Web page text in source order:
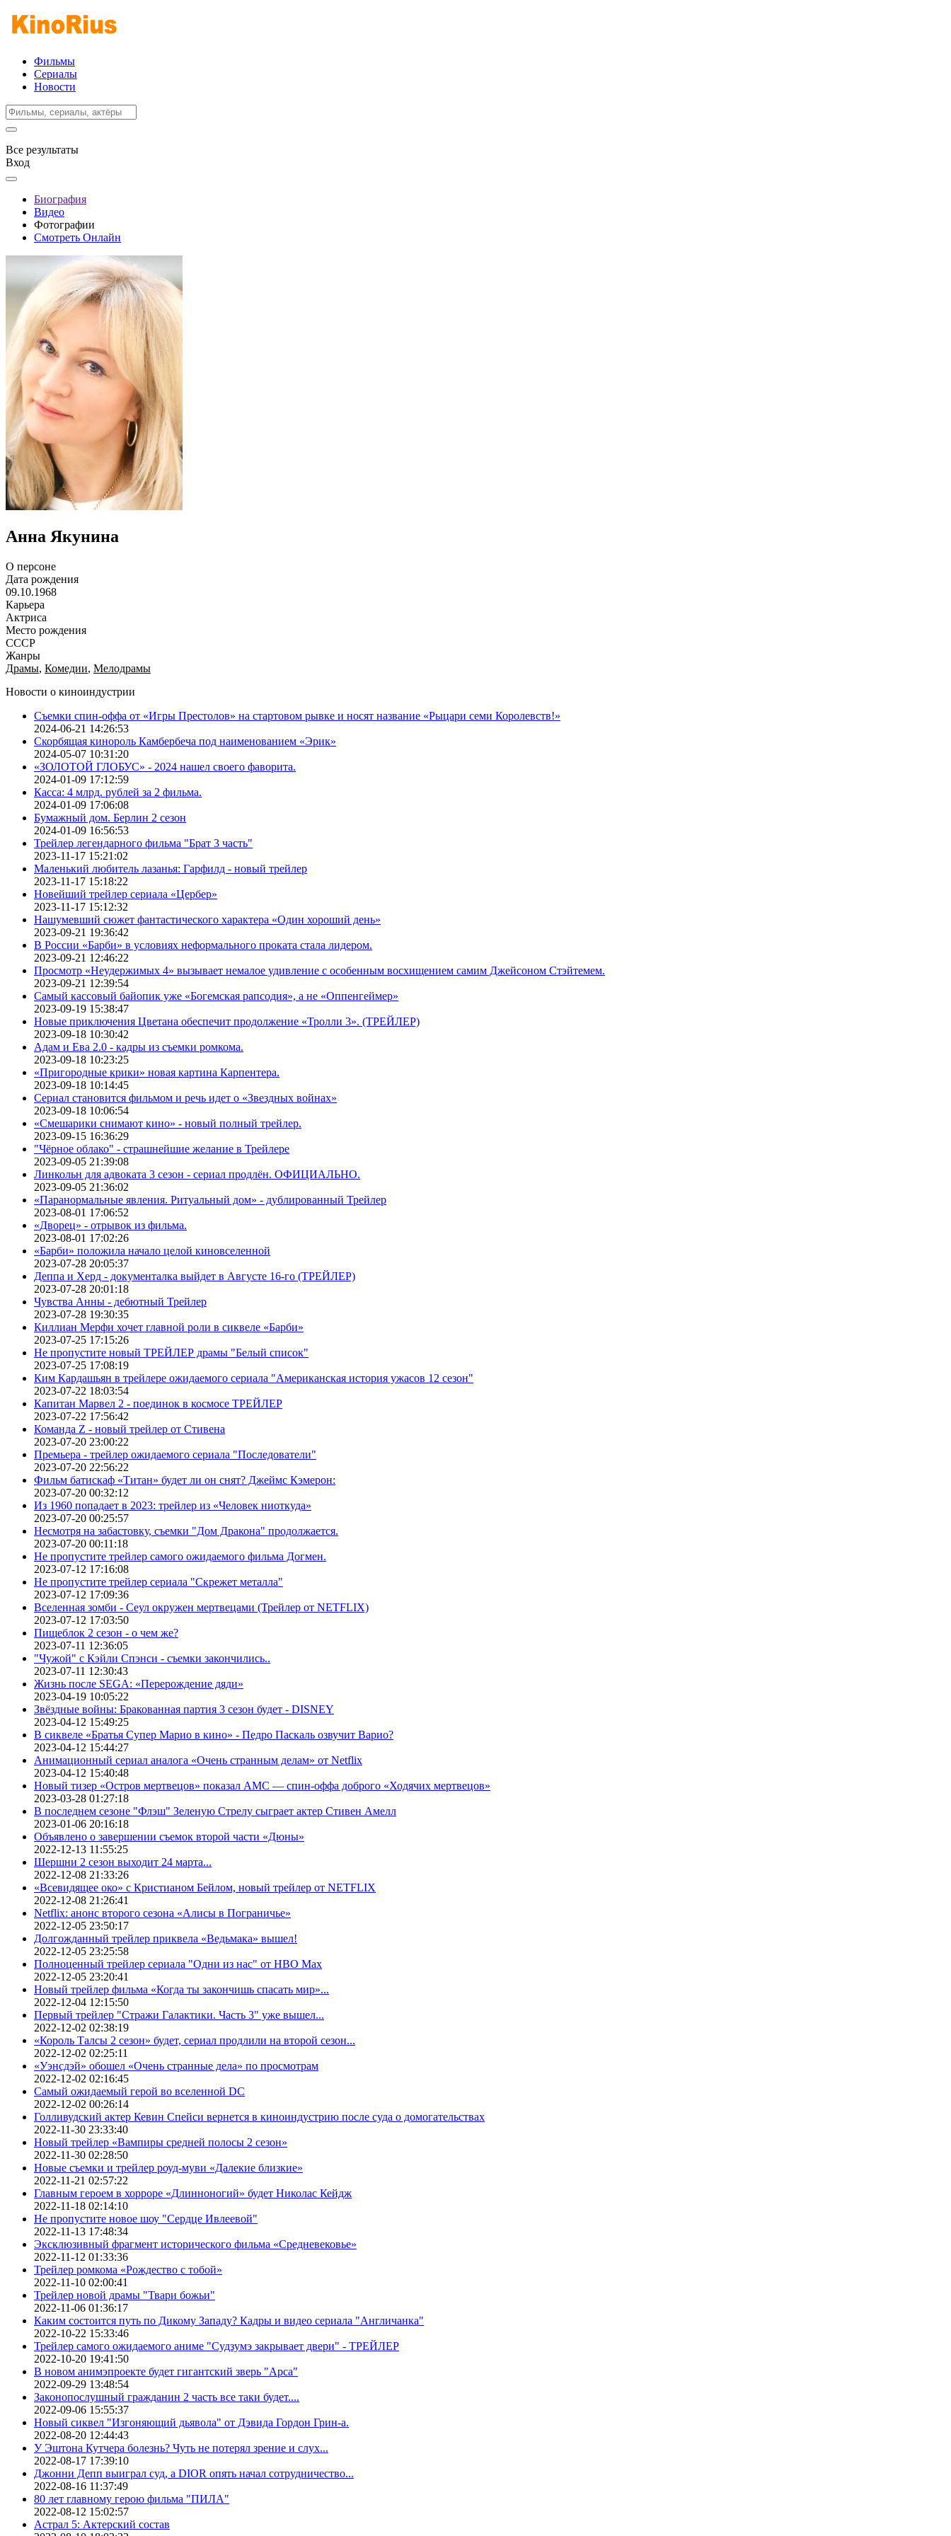
Фильмы
Сериалы
Новости
Все результаты
Вход
Биография
Видео
Фотографии
Смотреть Онлайн
Анна Якунина
О персоне
Дата рождения
09.10.1968
Карьера
Актриса
Место рождения
СССР
Жанры
Драмы, Комедии, Мелодрамы
Новости о киноиндустрии
Съемки спин-оффа от «Игры Престолов» на стартовом рывке и носят название «Рыцари семи Королевств!»
2024-06-21 14:26:53
Скорбящая кинороль Камбербеча под наименованием «Эрик»
2024-05-07 10:31:20
«ЗОЛОТОЙ ГЛОБУС» - 2024 нашел своего фаворита.
2024-01-09 17:12:59
Касса: 4 млрд. рублей за 2 фильма.
2024-01-09 17:06:08
Бумажный дом. Берлин 2 сезон
2024-01-09 16:56:53
Трейлер легендарного фильма "Брат 3 часть"
2023-11-17 15:21:02
Маленький любитель лазанья: Гарфилд - новый трейлер
2023-11-17 15:18:22
Новейший трейлер сериала «Цербер»
2023-11-17 15:12:32
Нашумевший сюжет фантастического характера «Один хороший день»
2023-09-21 19:36:42
В России «Барби» в условиях неформального проката стала лидером.
2023-09-21 12:46:22
Просмотр «Неудержимых 4» вызывает немалое удивление с особенным восхищением самим Джейсоном Стэйтемем.
2023-09-21 12:39:54
Самый кассовый байопик уже «Богемская рапсодия», а не «Оппенгеймер»
2023-09-19 15:38:47
Новые приключения Цветана обеспечит продолжение «Тролли 3». (ТРЕЙЛЕР)
2023-09-18 10:30:42
Адам и Ева 2.0 - кадры из съемки ромкома.
2023-09-18 10:23:25
«Пригородные крики» новая картина Карпентера.
2023-09-18 10:14:45
Сериал становится фильмом и речь идет о «Звездных войнах»
2023-09-18 10:06:54
«Смешарики снимают кино» - новый полный трейлер.
2023-09-15 16:36:29
"Чёрное облако" - страшнейшие желание в Трейлере
2023-09-05 21:39:08
Линкольн для адвоката 3 сезон - сериал продлён. ОФИЦИАЛЬНО.
2023-09-05 21:36:02
«Паранормальные явления. Ритуальный дом» - дублированный Трейлер
2023-08-01 17:06:52
«Дворец» - отрывок из фильма.
2023-08-01 17:02:26
«Барби» положила начало целой киновселенной
2023-07-28 20:05:37
Деппа и Херд - документалка выйдет в Августе 16-го (ТРЕЙЛЕР)
2023-07-28 20:01:18
Чувства Анны - дебютный Трейлер
2023-07-28 19:30:35
Киллиан Мерфи хочет главной роли в сиквеле «Барби»
2023-07-25 17:15:26
Не пропустите новый ТРЕЙЛЕР драмы "Белый список"
2023-07-25 17:08:19
Ким Кардашьян в трейлере ожидаемого сериала "Американская история ужасов 12 сезон"
2023-07-22 18:03:54
Капитан Марвел 2 - поединок в космосе ТРЕЙЛЕР
2023-07-22 17:56:42
Команда Z - новый трейлер от Стивена
2023-07-20 23:00:22
Премьера - трейлер ожидаемого сериала "Последователи"
2023-07-20 22:56:22
Фильм батискаф «Титан» будет ли он снят? Джеймс Кэмерон:
2023-07-20 00:32:12
Из 1960 попадает в 2023: трейлер из «Человек ниоткуда»
2023-07-20 00:25:57
Несмотря на забастовку, съемки "Дом Дракона" продолжается.
2023-07-20 00:11:18
Не пропустите трейлер самого ожидаемого фильма Догмен.
2023-07-12 17:16:08
Не пропустите трейлер сериала "Скрежет металла"
2023-07-12 17:09:36
Вселенная зомби - Сеул окружен мертвецами (Трейлер от NETFLIX)
2023-07-12 17:03:50
Пищеблок 2 сезон - о чем же?
2023-07-11 12:36:05
"Чужой" с Кэйли Спэнси - съемки закончились..
2023-07-11 12:30:43
Жизнь после SEGA: «Перерождение дяди»
2023-04-19 10:05:22
Звёздные войны: Бракованная партия 3 сезон будет - DISNEY
2023-04-12 15:49:25
В сиквеле «Братья Супер Марио в кино» - Педро Паскаль озвучит Варио?
2023-04-12 15:44:27
Анимационный сериал аналога «Очень странным делам» от Netflix
2023-04-12 15:40:48
Новый тизер «Остров мертвецов» показал АМС — спин-оффа доброго «Ходячих мертвецов»
2023-03-28 01:27:18
В последнем сезоне "Флэш" Зеленую Стрелу сыграет актер Стивен Амелл
2023-01-06 20:16:18
Объявлено о завершении съемок второй части «Дюны»
2022-12-13 11:55:25
Шершни 2 сезон выходит 24 марта...
2022-12-08 21:33:26
«Всевидящее око» с Кристианом Бейлом, новый трейлер от NETFLIX
2022-12-08 21:26:41
Netflix: анонс второго сезона «Алисы в Пограничье»
2022-12-05 23:50:17
Долгожданный трейлер приквела «Ведьмака» вышел!
2022-12-05 23:25:58
Полноценный трейлер сериала "Одни из нас" от HBO Max
2022-12-05 23:20:41
Новый трейлер фильма «Когда ты закончишь спасать мир»...
2022-12-04 12:15:50
Первый трейлер "Стражи Галактики. Часть 3" уже вышел...
2022-12-02 02:38:19
«Король Талсы 2 сезон» будет, сериал продлили на второй сезон...
2022-12-02 02:25:11
«Уэнсдэй» обошел «Очень странные дела» по просмотрам
2022-12-02 02:16:45
Самый ожидаемый герой во вселенной DC
2022-12-02 00:26:14
Голливудский актер Кевин Спейси вернется в киноиндустрию после суда о домогательствах
2022-11-30 23:33:40
Новый трейлер «Вампиры средней полосы 2 сезон»
2022-11-30 02:28:50
Новые съемки и трейлер роуд-муви «Далекие близкие»
2022-11-21 02:57:22
Главным героем в хорроре «Длинноногий» будет Николас Кейдж
2022-11-18 02:14:10
Не пропустите новое шоу "Сердце Ивлеевой"
2022-11-13 17:48:34
Эксклюзивный фрагмент исторического фильма «Средневековье»
2022-11-12 01:33:36
Трейлер ромкома «Рождество с тобой»
2022-11-10 02:00:41
Трейлер новой драмы "Твари божьи"
2022-11-06 01:36:17
Каким состоится путь по Дикому Западу? Кадры и видео сериала "Англичанка"
2022-10-22 15:33:46
Трейлер самого ожидаемого аниме "Судзумэ закрывает двери" - ТРЕЙЛЕР
2022-10-20 19:41:50
В новом анимэпроекте будет гигантский зверь "Арса"
2022-09-29 13:48:54
Законопослушный гражданин 2 часть все таки будет....
2022-09-06 15:55:37
Новый сиквел "Изгоняющий дьявола" от Дэвида Гордон Грин-а.
2022-08-20 12:44:43
У Эштона Кутчера болезнь? Чуть не потерял зрение и слух...
2022-08-17 17:39:10
Джонни Депп выиграл суд, а DIOR опять начал сотрудничество...
2022-08-16 11:37:49
80 лет главному герою фильма "ПИЛА"
2022-08-12 15:02:57
Астрал 5: Актерский состав